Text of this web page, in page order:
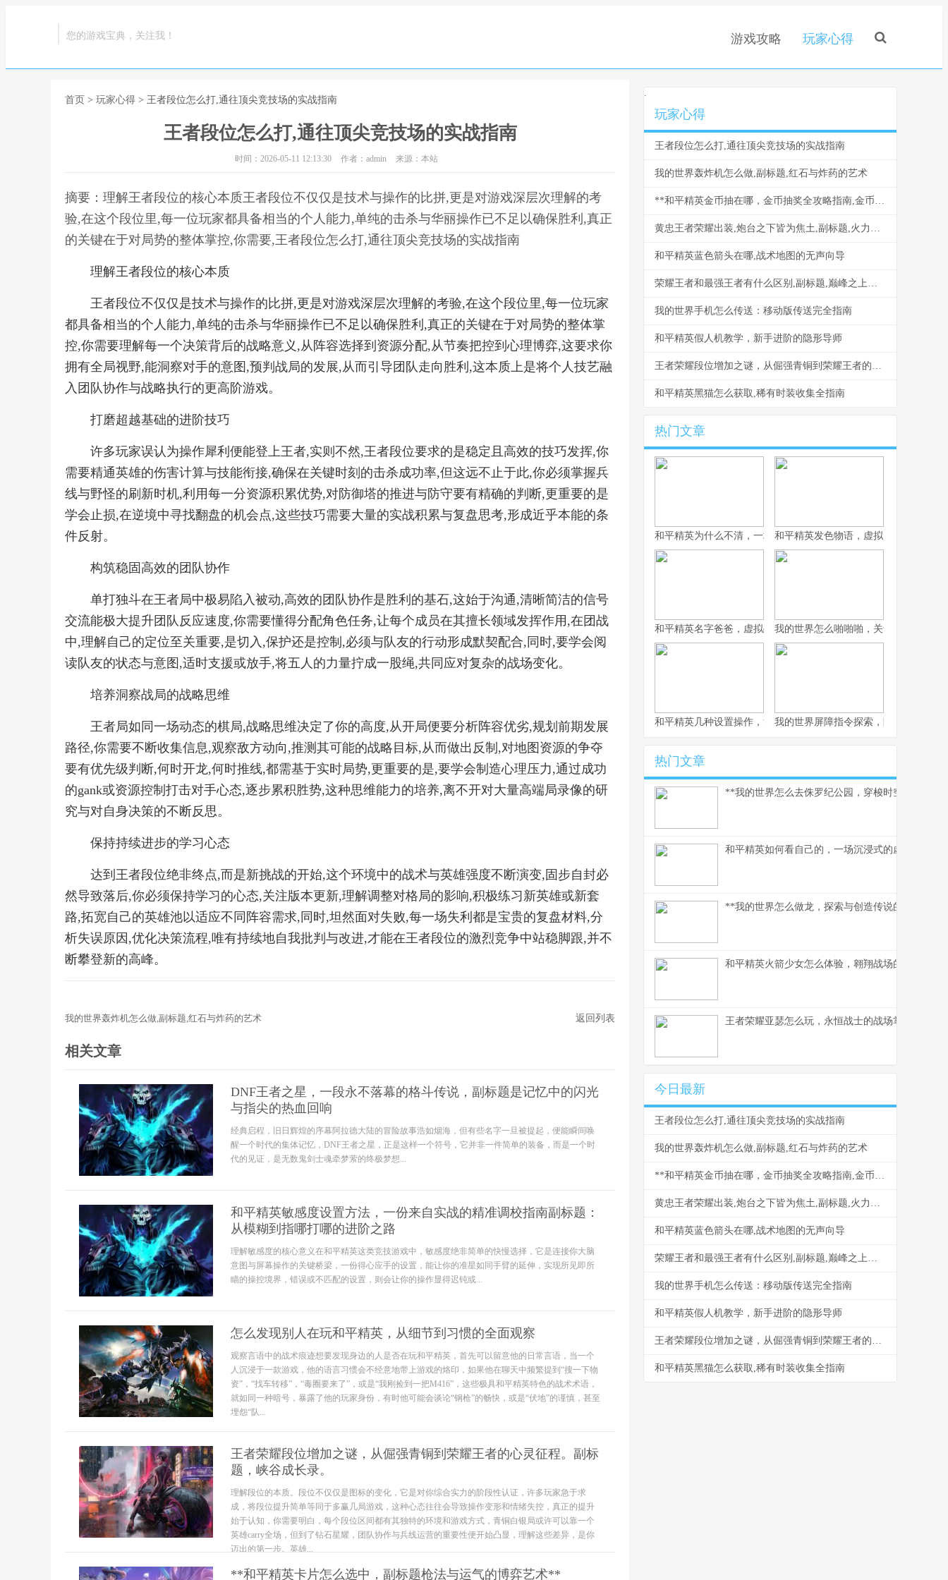
您的游戏宝典，关注我！ 游戏攻略 玩家心得
首页 > 玩家心得 > 王者段位怎么打,通往顶尖竞技场的实战指南
王者段位怎么打,通往顶尖竞技场的实战指南
时间：2026-05-11 12:13:30 作者：admin 来源：本站
摘要：理解王者段位的核心本质王者段位不仅仅是技术与操作的比拼,更是对游戏深层次理解的考
验,在这个段位里,每一位玩家都具备相当的个人能力,单纯的击杀与华丽操作已不足以确保胜利,真正
的关键在于对局势的整体掌控,你需要,王者段位怎么打,通往顶尖竞技场的实战指南
理解王者段位的核心本质
王者段位不仅仅是技术与操作的比拼,更是对游戏深层次理解的考验,在这个段位里,每一位玩家
都具备相当的个人能力,单纯的击杀与华丽操作已不足以确保胜利,真正的关键在于对局势的整体掌
控,你需要理解每一个决策背后的战略意义,从阵容选择到资源分配,从节奏把控到心理博弈,这要求你
拥有全局视野,能洞察对手的意图,预判战局的发展,从而引导团队走向胜利,这本质上是将个人技艺融
入团队协作与战略执行的更高阶游戏。
打磨超越基础的进阶技巧
许多玩家误认为操作犀利便能登上王者,实则不然,王者段位要求的是稳定且高效的技巧发挥,你
需要精通英雄的伤害计算与技能衔接,确保在关键时刻的击杀成功率,但这远不止于此,你必须掌握兵
线与野怪的刷新时机,利用每一分资源积累优势,对防御塔的推进与防守要有精确的判断,更重要的是
学会止损,在逆境中寻找翻盘的机会点,这些技巧需要大量的实战积累与复盘思考,形成近乎本能的条
件反射。
构筑稳固高效的团队协作
单打独斗在王者局中极易陷入被动,高效的团队协作是胜利的基石,这始于沟通,清晰简洁的信号
交流能极大提升团队反应速度,你需要懂得分配角色任务,让每个成员在其擅长领域发挥作用,在团战
中,理解自己的定位至关重要,是切入,保护还是控制,必须与队友的行动形成默契配合,同时,要学会阅
读队友的状态与意图,适时支援或放手,将五人的力量拧成一股绳,共同应对复杂的战场变化。
培养洞察战局的战略思维
王者局如同一场动态的棋局,战略思维决定了你的高度,从开局便要分析阵容优劣,规划前期发展
路径,你需要不断收集信息,观察敌方动向,推测其可能的战略目标,从而做出反制,对地图资源的争夺
要有优先级判断,何时开龙,何时推线,都需基于实时局势,更重要的是,要学会制造心理压力,通过成功
的gank或资源控制打击对手心态,逐步累积胜势,这种思维能力的培养,离不开对大量高端局录像的研
究与对自身决策的不断反思。
保持持续进步的学习心态
达到王者段位绝非终点,而是新挑战的开始,这个环境中的战术与英雄强度不断演变,固步自封必
然导致落后,你必须保持学习的心态,关注版本更新,理解调整对格局的影响,积极练习新英雄或新套
路,拓宽自己的英雄池以适应不同阵容需求,同时,坦然面对失败,每一场失利都是宝贵的复盘材料,分
析失误原因,优化决策流程,唯有持续地自我批判与改进,才能在王者段位的激烈竞争中站稳脚跟,并不
断攀登新的高峰。
我的世界轰炸机怎么做,副标题,红石与炸药的艺术 返回列表
相关文章
DNF王者之星，一段永不落幕的格斗传说，副标题是记忆中的闪光
与指尖的热血回响
经典启程，旧日辉煌的序幕阿拉德大陆的冒险故事浩如烟海，但有些名字一旦被提起，便能瞬间唤
醒一个时代的集体记忆，DNF王者之星，正是这样一个符号，它并非一件简单的装备，而是一个时
代的见证，是无数鬼剑士魂牵梦萦的终极梦想...
和平精英敏感度设置方法，一份来自实战的精准调校指南副标题：
从模糊到指哪打哪的进阶之路
理解敏感度的核心意义在和平精英这类竞技游戏中，敏感度绝非简单的快慢选择，它是连接你大脑
意图与屏幕操作的关键桥梁，一份得心应手的设置，能让你的准星如同手臂的延伸，实现所见即所
瞄的操控境界，错误或不匹配的设置，则会让你的操作显得迟钝或...
怎么发现别人在玩和平精英，从细节到习惯的全面观察
观察言语中的战术痕迹想要发现身边的人是否在玩和平精英，首先可以留意他的日常言语，当一个
人沉浸于一款游戏，他的语言习惯会不经意地带上游戏的烙印，如果他在聊天中频繁提到“搜一下物
资”，“找车转移”，“毒圈要来了”，或是“我刚捡到一把M416”，这些极具和平精英特色的战术术语，
就如同一种暗号，暴露了他的玩家身份，有时他可能会谈论“钢枪”的畅快，或是“伏地”的谨慎，甚至
埋怨“队...
王者荣耀段位增加之谜，从倔强青铜到荣耀王者的心灵征程。副标
题，峡谷成长录。
理解段位的本质。段位不仅仅是图标的变化，它是对你综合实力的阶段性认证，许多玩家急于求
成，将段位提升简单等同于多赢几局游戏，这种心态往往会导致操作变形和情绪失控，真正的提升
始于认知，你需要明白，每个段位区间都有其独特的环境和游戏方式，青铜白银局或许可以靠一个
英雄carry全场，但到了钻石星耀，团队协作与兵线运营的重要性便开始凸显，理解这些差异，是你
迈出的第一步。英雄...
**和平精英卡片怎么选中，副标题枪法与运气的博弈艺术**
.
玩家心得
王者段位怎么打,通往顶尖竞技场的实战指南
我的世界轰炸机怎么做,副标题,红石与炸药的艺术
**和平精英金币抽在哪，金币抽奖全攻略指南,金币抽奖秘籍**
黄忠王者荣耀出装,炮台之下皆为焦土,副标题,火力覆盖与生存艺术的交响
和平精英蓝色箭头在哪,战术地图的无声向导
荣耀王者和最强王者有什么区别,副标题,巅峰之上亦有云泥之别
我的世界手机怎么传送：移动版传送完全指南
和平精英假人机教学，新手进阶的隐形导师
王者荣耀段位增加之谜，从倔强青铜到荣耀王者的心灵征程。副标题，峡谷成长录。
和平精英黑猫怎么获取,稀有时装收集全指南
热门文章
和平精英为什么不清，一场战术生存的匠心平衡和平精英发色物语，虚拟形象的情绪拼
和平精英名字爸爸，虚拟战场上的情感符号我的世界怎么啪啪啪，关于游戏互动的
和平精英几种设置操作，游戏体验质的飞跃，副标题，资深玩家的
我的世界屏障指令探索，隐形墙壁的创
热门文章
**我的世界怎么去侏罗纪公园，穿梭时空的驯龙之
和平精英如何看自己的，一场沉浸式的虚拟自我对
**我的世界怎么做龙，探索与创造传说的征途**
和平精英火箭少女怎么体验，翱翔战场的粉色梦境
王者荣耀亚瑟怎么玩，永恒战士的战场掌握之道
今日最新
王者段位怎么打,通往顶尖竞技场的实战指南
我的世界轰炸机怎么做,副标题,红石与炸药的艺术
**和平精英金币抽在哪，金币抽奖全攻略指南,金币抽奖秘籍**
黄忠王者荣耀出装,炮台之下皆为焦土,副标题,火力覆盖与生存艺术的交响
和平精英蓝色箭头在哪,战术地图的无声向导
荣耀王者和最强王者有什么区别,副标题,巅峰之上亦有云泥之别
我的世界手机怎么传送：移动版传送完全指南
和平精英假人机教学，新手进阶的隐形导师
王者荣耀段位增加之谜，从倔强青铜到荣耀王者的心灵征程。副标题，峡谷成长录。
和平精英黑猫怎么获取,稀有时装收集全指南